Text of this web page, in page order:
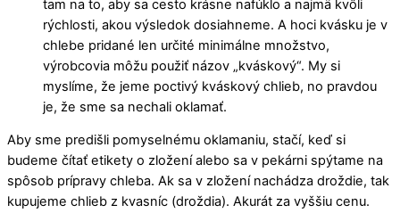
tam na to, aby sa cesto krásne nafúklo a najmä kvôli
rýchlosti, akou výsledok dosiahneme. A hoci kvásku je v
chlebe pridané len určité minimálne množstvo,
výrobcovia môžu použiť názov „kváskový“. My si
myslíme, že jeme poctivý kváskový chlieb, no pravdou
je, že sme sa nechali oklamať.
Aby sme predišli pomyselnému oklamaniu, stačí, keď si
budeme čítať etikety o zložení alebo sa v pekárni spýtame na
spôsob prípravy chleba. Ak sa v zložení nachádza droždie, tak
kupujeme chlieb z kvasníc (droždia). Akurát za vyššiu cenu.